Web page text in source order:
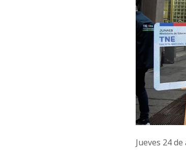
Jueves 24